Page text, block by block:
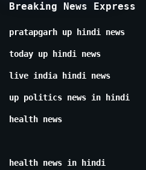
Breaking News Express
pratapgarh up hindi news
today up hindi news
live india hindi news
up politics news in hindi
health news
health news in hindi